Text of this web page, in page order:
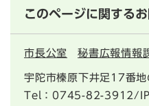
このページに関する
市長公室 秘書広報情報
宇陀市榛原下井足17番
Tel：0745-82-3912/